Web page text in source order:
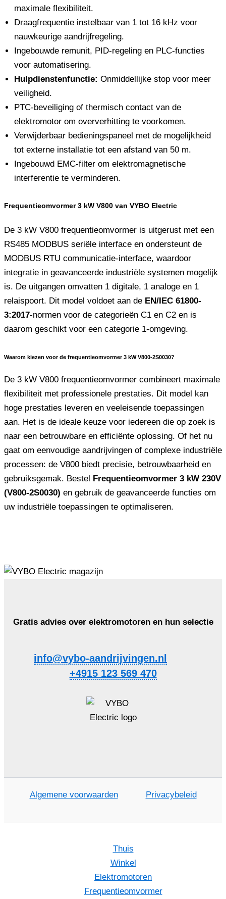
maximale flexibiliteit.
Draagfrequentie instelbaar van 1 tot 16 kHz voor
nauwkeurige aandrijfregeling.
Ingebouwde remunit, PID-regeling en PLC-functies
voor automatisering.
Hulpdienstenfunctie: Onmiddellijke stop voor meer
veiligheid.
PTC-beveiliging of thermisch contact van de
elektromotor om oververhitting te voorkomen.
Verwijderbaar bedieningspaneel met de mogelijkheid
tot externe installatie tot een afstand van 50 m.
Ingebouwd EMC-filter om elektromagnetische
interferentie te verminderen.
Frequentieomvormer 3 kW V800 van VYBO Electric
De 3 kW V800 frequentieomvormer is uitgerust met een
RS485 MODBUS seriële interface en ondersteunt de
MODBUS RTU communicatie-interface, waardoor
integratie in geavanceerde industriële systemen mogelijk
is. De uitgangen omvatten 1 digitale, 1 analoge en 1
relaispoort. Dit model voldoet aan de EN/IEC 61800-
3:2017-normen voor de categorieën C1 en C2 en is
daarom geschikt voor een categorie 1-omgeving.
Waarom kiezen voor de frequentieomvormer 3 kW V800-2S0030?
De 3 kW V800 frequentieomvormer combineert maximale
flexibiliteit met professionele prestaties. Dit model kan
hoge prestaties leveren en veeleisende toepassingen
aan. Het is de ideale keuze voor iedereen die op zoek is
naar een betrouwbare en efficiënte oplossing. Of het nu
gaat om eenvoudige aandrijvingen of complexe industriële
processen: de V800 biedt precisie, betrouwbaarheid en
gebruiksgemak. Bestel Frequentieomvormer 3 kW 230V
(V800-2S0030) en gebruik de geavanceerde functies om
uw industriële toepassingen te optimaliseren.
Gratis advies over elektromotoren en hun selectie
info@vybo-aandrijvingen.nl
+4915 123 569 470
Algemene voorwaarden Privacybeleid
Thuis
Winkel
Elektromotoren
Frequentieomvormer